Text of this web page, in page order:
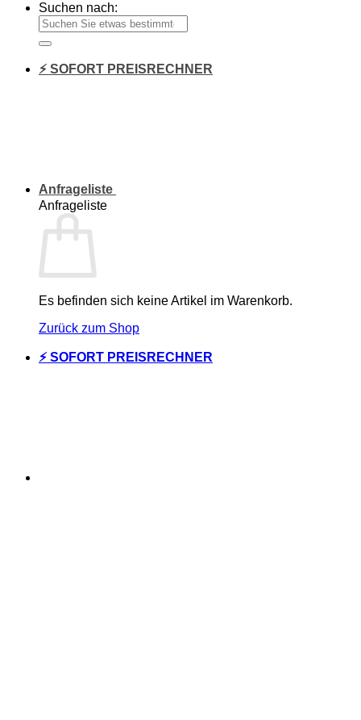
Suchen nach:
⚡ SOFORT PREISRECHNER
Anfrageliste
Anfrageliste
Es befinden sich keine Artikel im Warenkorb.
Zurück zum Shop
⚡ SOFORT PREISRECHNER